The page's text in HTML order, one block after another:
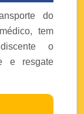
do
tem
o
e resgate